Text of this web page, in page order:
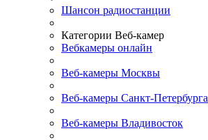
Шансон радиостанции
Категории Веб-камер
Вебкамеры онлайн
Веб-камеры Москвы
Веб-камеры Санкт-Петербурга
Веб-камеры Владивосток